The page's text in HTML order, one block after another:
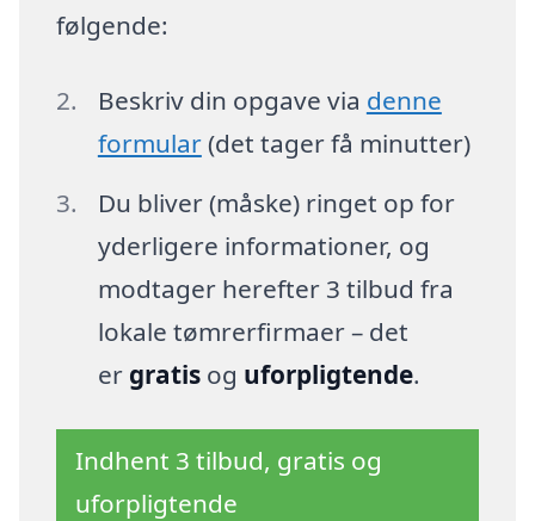
følgende:
Beskriv din opgave via denne
formular(det tager få minutter)
Du bliver (måske) ringet op for
yderligere informationer, og
modtager herefter 3 tilbud fra
lokale tømrerfirmaer – det
er gratisog uforpligtende.
Indhent 3 tilbud, gratis og
uforpligtende